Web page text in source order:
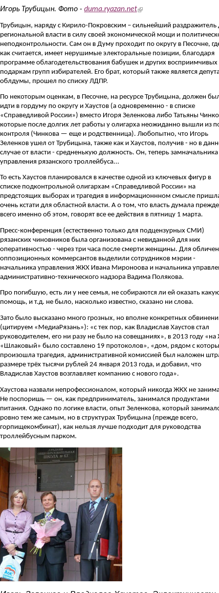
Игорь Трубицын. Фото - duma.ryazan.net(link is external)
Трубицын, наряду с Кирило-Покровским – сильнейший раздражитель
региональной власти в силу своей экономической мощи и
неподконтрольности. Сам он в Думу проходит по округу в Песочне,
как считается, имеет нерушимые электоральные позиции, благодаря
программе облагодетельствования бабушек и других восприимчивых
подаркам групп избирателей. Его брат, который также является
облдумы, прошел по списку ЛДПР.
По некоторым оценкам, в Песочне, на ресурсе Трубицына, должен
идти в гордуму по округу и Хаустов (а одновременно - в списке
«Справедливой России») вместо Игоря Зеленкова либо Татьяны
которые после долгих лет работы у олигарха неожиданно вышли из
контроля (Чинкова — еще и родственница). Любопытно, что Игорь
Зеленков ушел от Трубицына, также как и Хаустов, получив - но в
случае от власти - средненькую должность. Он, теперь замначальника
управления рязанского троллейбуса...
То есть Хаустов планировался в качестве одной из ключевых фигур в
списке подконтрольной олигархам «Справедливой России» на
предстоящих выборах и трагедия в информационнном смысле
очень кстати для областной власти. А о том, что власть думала прежде
всего именно об этом, говорят все ее действия в пятницу 1 марта.
Пресс-конференция (естественно только для подцензурных СМИ)
рязанских чиновников была организована с невиданной для них
оперативностью - через три часа после смерти женщины. Для
оппозиционных коммерсантов выделили сотрудников мэрии -
начальника управления ЖКХ Ивана Мироноова и начальника
административно-технического надзора Вадима Полякова.
Про погибшую, есть ли у нее семья, не собираются ли ей оказать
помощь, и т.д. не было, насколько известно, сказано ни слова.
Зато было высказано много грозных, но вполне конкретных
(цитируем «МедиаРязань»): «с тех пор, как Владислав Хаустов стал
руководителем, его ни разу не было на совещаниях», в 2013 году
«Шлаковый» было составлено 19 протоколов», «дом, рядом с
произошла трагедия, административной комиссией был наложен
размере трёх тысячи рублей 24 января 2013 года, и добавил, что
Владислав Хаустов возглавляет компанию с нового года».
Хаустова назвали непрофессионалом, который никогда ЖКХ не
Не поспоришь — он, как предприниматель, занимался продуктами
питания. Однако по логике власти, опыт Зеленкова, который
ровно тем же самым, но в структурах Трубицына (прежде всего,
горпищекомбинат), как нельзя лучше подходит для руководства
троллейбусным парком.
haustov-i-zelenkov.jpg